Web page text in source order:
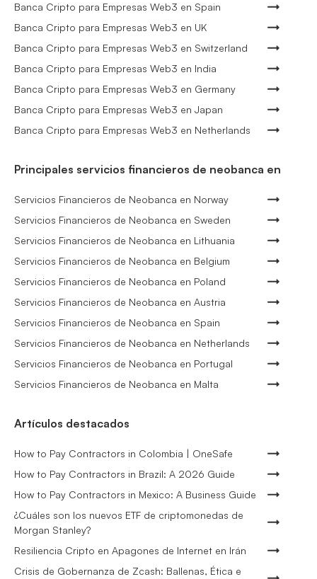
Banca Cripto para Empresas Web3 en Spain
Banca Cripto para Empresas Web3 en UK
Banca Cripto para Empresas Web3 en Switzerland
Banca Cripto para Empresas Web3 en India
Banca Cripto para Empresas Web3 en Germany
Banca Cripto para Empresas Web3 en Japan
Banca Cripto para Empresas Web3 en Netherlands
Principales servicios financieros de neobanca en
Servicios Financieros de Neobanca en Norway
Servicios Financieros de Neobanca en Sweden
Servicios Financieros de Neobanca en Lithuania
Servicios Financieros de Neobanca en Belgium
Servicios Financieros de Neobanca en Poland
Servicios Financieros de Neobanca en Austria
Servicios Financieros de Neobanca en Spain
Servicios Financieros de Neobanca en Netherlands
Servicios Financieros de Neobanca en Portugal
Servicios Financieros de Neobanca en Malta
Artículos destacados
How to Pay Contractors in Colombia | OneSafe
How to Pay Contractors in Brazil: A 2026 Guide
How to Pay Contractors in Mexico: A Business Guide
¿Cuáles son los nuevos ETF de criptomonedas de
Morgan Stanley?
Resiliencia Cripto en Apagones de Internet en Irán
Crisis de Gobernanza de Zcash: Ballenas, Ética e